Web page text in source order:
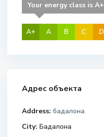
Your energy class is A+
A+ A B C D
Адрес объекта
Address: бадалона
City: Бадалона